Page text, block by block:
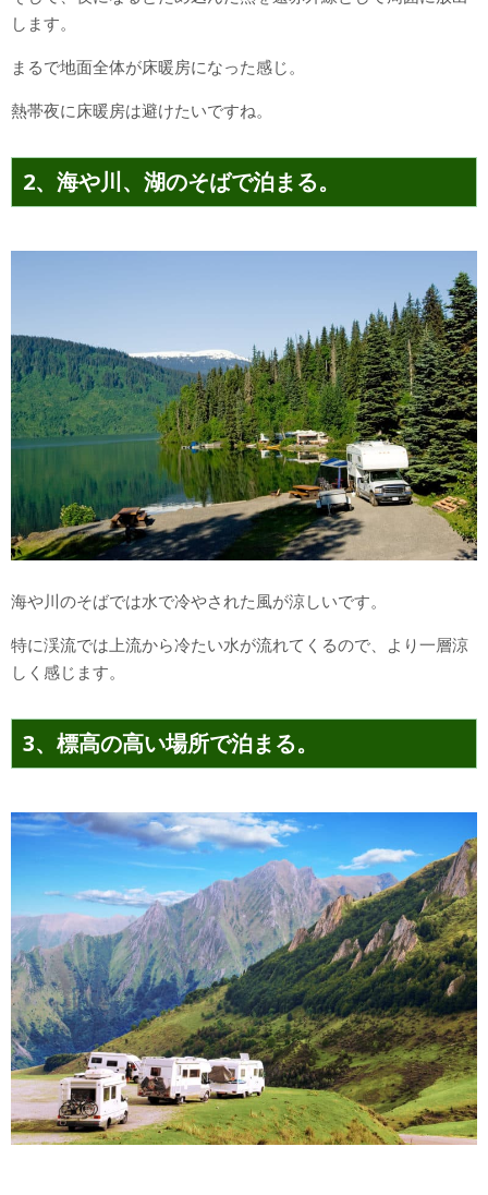
します。
まるで地面全体が床暖房になった感じ。
熱帯夜に床暖房は避けたいですね。
2、海や川、湖のそばで泊まる。
海や川のそばでは水で冷やされた風が涼しいです。
特に渓流では上流から冷たい水が流れてくるので、より一層涼
しく感じます。
3、標高の高い場所で泊まる。